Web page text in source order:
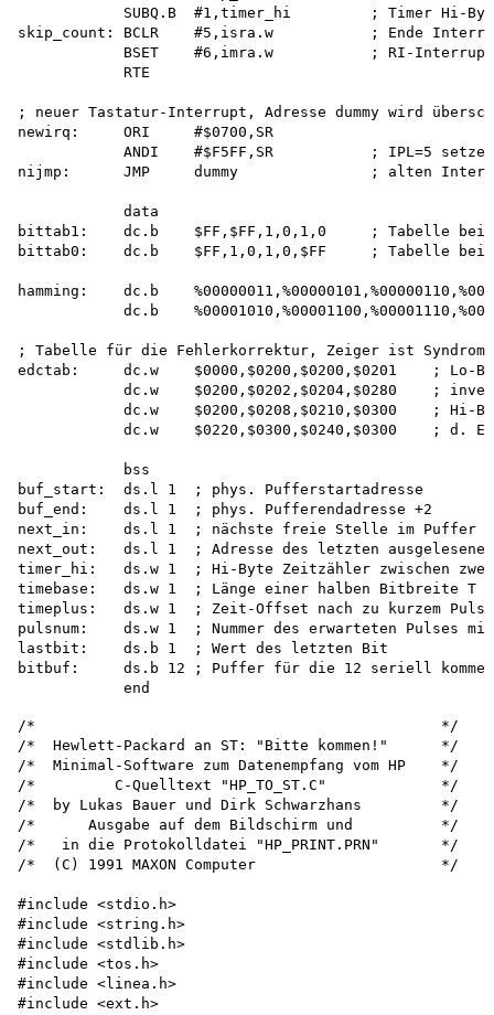
/*                                              */
/*  Hewlett-Packard an ST: "Bitte kommen!"      */
/*  Minimal-Software zum Datenempfang vom HP    */
/*         C-Quelltext "HP_TO_ST.C"             */
/*  by Lukas Bauer und Dirk Schwarzhans         */
/*      Ausgabe auf dem Bildschirm und          */
/*   in die Protokolldatei "HP_PRINT.PRN"       */
/*  (C) 1991 MAXON Computer                     */
#include <stdio.h>
#include <string.h>
#include <stdlib.h>
#include <tos.h>
#include <linea.h>
#include <ext.h>